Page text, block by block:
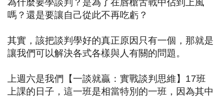
嗎？還是要讓自己從此不再吃虧？
其實，該把談判學好的真正原因只有一個，那就是
讓我們可以解決各式各樣與人有關的問題。
上週六是我們【一談就贏：實戰談判思維】 17班
上課的日子，這一班是相當特別的一班，因為其中